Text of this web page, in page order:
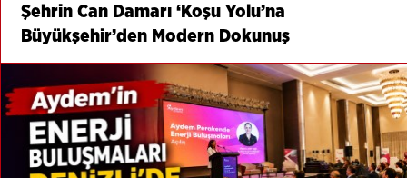
Şehrin Can Damarı ‘Koşu Yolu’na
Büyükşehir’den Modern Dokunuş